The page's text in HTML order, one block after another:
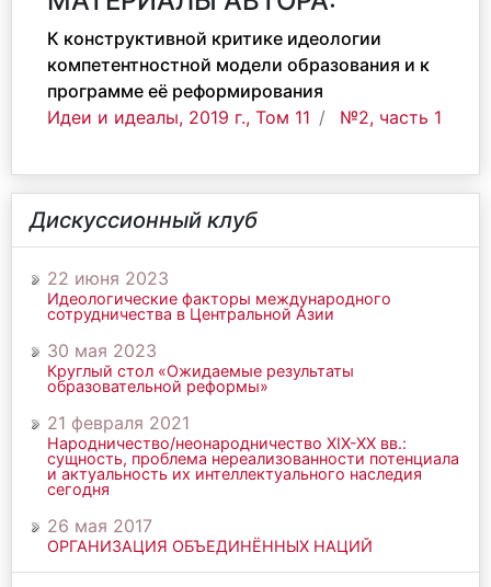
К конструктивной критике идеологии
компетентностной модели образования и к
программе её реформирования
Идеи и идеалы, 2019 г., Том 11
№2, часть 1
Дискуссионный клуб
22 июня 2023
Идеологические факторы международного
сотрудничества в Центральной Азии
30 мая 2023
Круглый стол «Ожидаемые результаты
образовательной реформы»
21 февраля 2021
Народничество/неонародничество ХIХ-ХХ вв.:
сущность, проблема нереализованности потенциала
и актуальность их интеллектуального наследия
сегодня
26 мая 2017
ОРГАНИЗАЦИЯ ОБЪЕДИНЁННЫХ НАЦИЙ